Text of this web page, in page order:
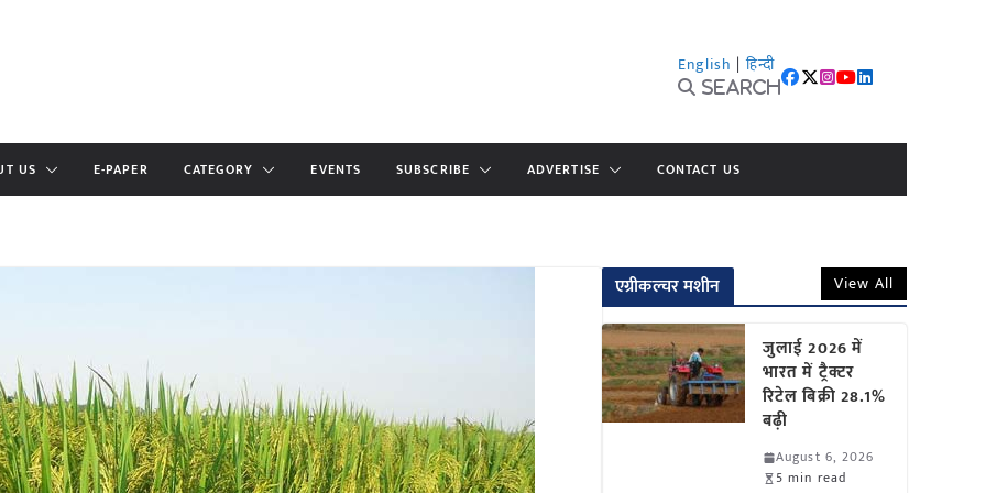
English | हिन्दी
Search
US E-PAPER CATEGORY EVENTS SUBSCRIBE ADVERTISE CONTACT US
एग्रीकल्चर मशीन View All
जुलाई 2026 में
भारत में ट्रैक्टर
रिटेल बिक्री 28.1%
बढ़ी
August 6, 2026
5 min read